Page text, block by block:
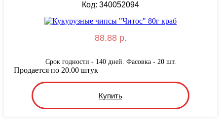
Код: 340052094
88.88 р.
Срок годности - 140 дней. Фасовка - 20 шт.
Купить
Продается по 20.00 штук